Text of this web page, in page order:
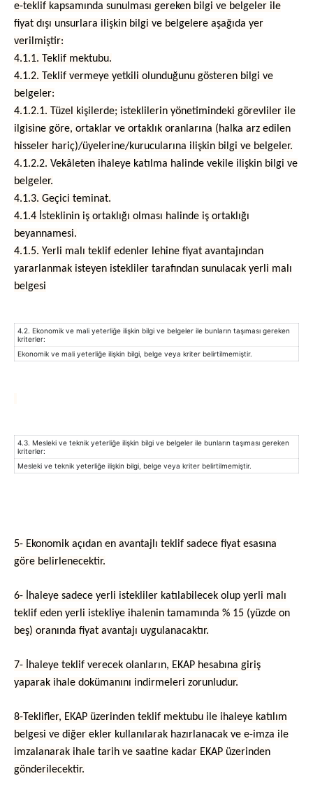
e-teklif kapsamında sunulması gereken bilgi ve belgeler ile
fiyat dışı unsurlara ilişkin bilgi ve belgelere aşağıda yer
verilmiştir:
4.1.1. Teklif mektubu.
4.1.2. Teklif vermeye yetkili olunduğunu gösteren bilgi ve
belgeler:
4.1.2.1. Tüzel kişilerde; isteklilerin yönetimindeki görevliler ile
ilgisine göre, ortaklar ve ortaklık oranlarına (halka arz edilen
hisseler hariç)/üyelerine/kurucularına ilişkin bilgi ve belgeler.
4.1.2.2. Vekâleten ihaleye katılma halinde vekile ilişkin bilgi ve
belgeler.
4.1.3. Geçici teminat.
4.1.4 İsteklinin iş ortaklığı olması halinde iş ortaklığı
beyannamesi.
4.1.5. Yerli malı teklif edenler lehine fiyat avantajından
yararlanmak isteyen istekliler tarafından sunulacak yerli malı
belgesi
4.2. Ekonomik ve mali yeterliğe ilişkin bilgi ve belgeler ile bunların taşıması gereken
kriterler:
Ekonomik ve mali yeterliğe ilişkin bilgi, belge veya kriter belirtilmemiştir.
4.3. Mesleki ve teknik yeterliğe ilişkin bilgi ve belgeler ile bunların taşıması gereken
kriterler:
Mesleki ve teknik yeterliğe ilişkin bilgi, belge veya kriter belirtilmemiştir.
5- Ekonomik açıdan en avantajlı teklif sadece fiyat esasına
göre belirlenecektir.
6- İhaleye sadece yerli istekliler katılabilecek olup yerli malı
teklif eden yerli istekliye ihalenin tamamında % 15 (yüzde on
beş) oranında fiyat avantajı uygulanacaktır.
7- İhaleye teklif verecek olanların, EKAP hesabına giriş
yaparak ihale dokümanını indirmeleri zorunludur.
8-Teklifler, EKAP üzerinden teklif mektubu ile ihaleye katılım
belgesi ve diğer ekler kullanılarak hazırlanacak ve e-imza ile
imzalanarak ihale tarih ve saatine kadar EKAP üzerinden
gönderilecektir.